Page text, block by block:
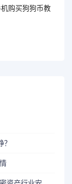
购买狗狗币教